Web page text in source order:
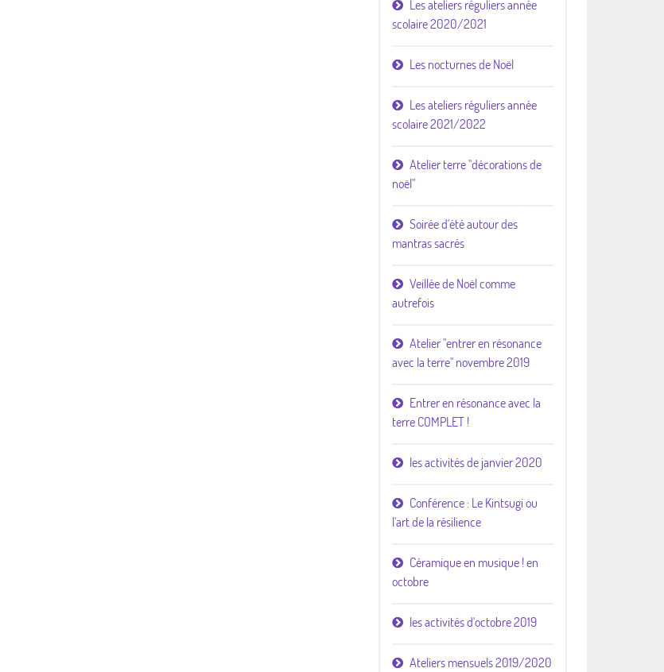
Les ateliers réguliers année
scolaire 2020/2021
Les nocturnes de Noël
Les ateliers réguliers année
scolaire 2021/2022
Atelier terre "décorations de
noël"
Soirée d'été autour des
mantras sacrés
Veillée de Noël comme
autrefois
Atelier "entrer en résonance
avec la terre" novembre 2019
Entrer en résonance avec la
terre COMPLET !
les activités de janvier 2020
Conférence : Le Kintsugi ou
l'art de la résilience
Céramique en musique ! en
octobre
les activités d'octobre 2019
Ateliers mensuels 2019/2020